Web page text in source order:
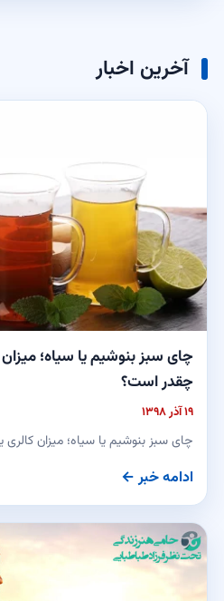
آخرین اخبار
چای سبز بنوشیم یا سیاه؛
چقدر است؟
۱۹ آذر ۱۳۹۸
چای سبز بنوشیم یا سیاه؛ میزان
ادامه خبر ←